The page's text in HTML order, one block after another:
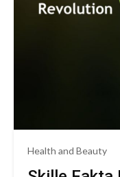
Health and Beauty